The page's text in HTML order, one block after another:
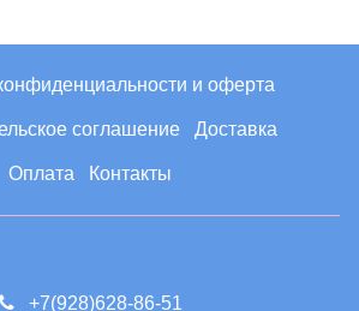
и оферта
соглашение Доставка
Оплата Контакты
+7(928)628-86-51